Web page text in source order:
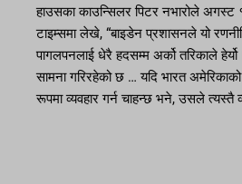
हाउसका काउन्सिलर पिटर नभारोले अगस्ट
टाइम्समा लेखे, “बाइडेन प्रशासनले यो
पागलपनलाई धेरै हदसम्म अर्को तरिकाले
सामना गरिरहेको छ … यदि भारत
रूपमा व्यवहार गर्न चाहन्छ भने, उसले त्यस्तै